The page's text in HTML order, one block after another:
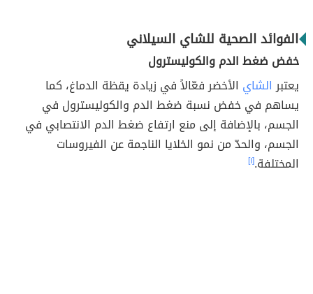
الفوائد الصحية للشاي السيلاني
خفض ضغط الدم والكوليسترول
يعتبرالشاي الأخضر فعّالاً في زيادة يقظة الدماغ، كما
يساهم في خفض نسبة ضغط الدم والكوليسترول في
الجسم، بالإضافة إلى منع ارتفاع ضغط الدم الانتصابي في
الجسم، والحدّ من نمو الخلايا الناجمة عن الفيروسات
المختلفة.[١]